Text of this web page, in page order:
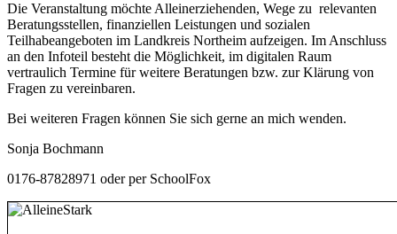
Die Veranstaltung möchte Alleinerziehenden, Wege zu relevanten
Beratungsstellen, finanziellen Leistungen und sozialen
Teilhabeangeboten im Landkreis Northeim aufzeigen. Im Anschluss
an den Infoteil besteht die Möglichkeit, im digitalen Raum
vertraulich Termine für weitere Beratungen bzw. zur Klärung von
Fragen zu vereinbaren.
Bei weiteren Fragen können Sie sich gerne an mich wenden.
Sonja Bochmann
0176-87828971 oder per SchoolFox